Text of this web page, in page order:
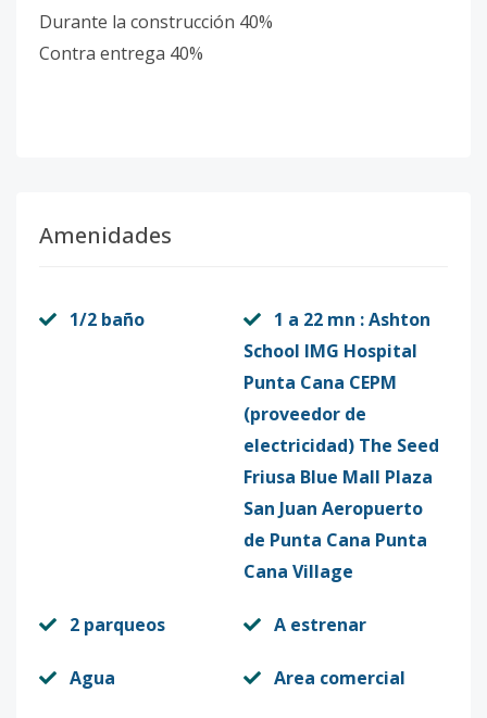
Durante la construcción 40%
Contra entrega 40%
Amenidades
1/2 baño
1 a 22 mn : Ashton
School IMG Hospital
Punta Cana CEPM
(proveedor de
electricidad) The Seed
Friusa Blue Mall Plaza
San Juan Aeropuerto
de Punta Cana Punta
Cana Village
2 parqueos A estrenar
Agua Area comercial